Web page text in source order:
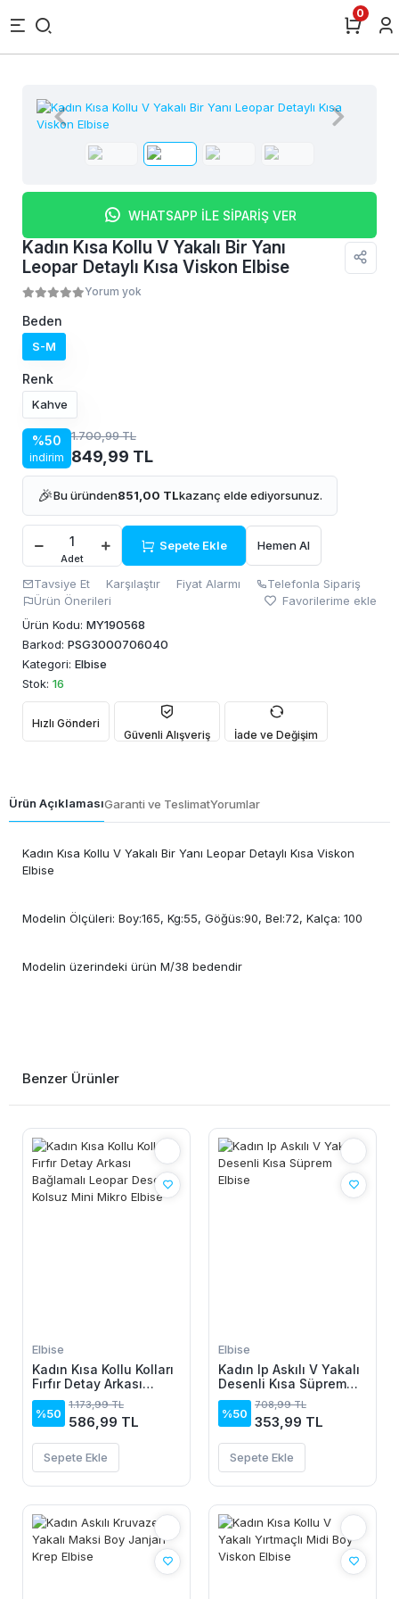
0
WHATSAPP İLE SİPARİŞ VER
Kadın Kısa Kollu V Yakalı Bir Yanı
Leopar Detaylı Kısa Viskon Elbise
Yorum yok
Beden
S-M
Renk
Kahve
%50
indirim
1.700,99 TL
849,99 TL
🎉Bu üründen851,00 TLkazanç elde ediyorsunuz.
Adet
Sepete Ekle Hemen Al
Tavsiye Et Karşılaştır Fiyat Alarmı
Telefonla Sipariş
Ürün Önerileri
Favorilerime ekle
Ürün Kodu: MY190568
Barkod: PSG3000706040
Kategori: Elbise
Stok: 16
Hızlı Gönderi
Güvenli Alışveriş
İade ve Değişim
Ürün AçıklamasıGaranti ve TeslimatYorumlar
Kadın Kısa Kollu V Yakalı Bir Yanı Leopar Detaylı Kısa Viskon
Elbise
Modelin Ölçüleri: Boy:165, Kg:55, Göğüs:90, Bel:72, Kalça: 100
Modelin üzerindeki ürün M/38 bedendir
Benzer Ürünler
Elbise
Kadın Kısa Kollu Kolları
Fırfır Detay Arkası
Bağlamalı Leopar
Desen Kolsuz Mini
Mikro Elbise
%50
1.173,99 TL
586,99 TL
Sepete Ekle
Elbise
Kadın Ip Askılı V Yakalı
Desenli Kısa Süprem
Elbise
%50
708,99 TL
353,99 TL
Sepete Ekle